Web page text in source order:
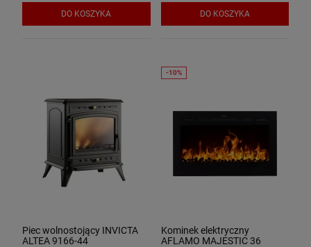
DO KOSZYKA DO KOSZYKA
Piec wolnostojący INVICTA
ALTEA 9166-44
Kominek elektryczny
AFLAMO MAJESTIC 36